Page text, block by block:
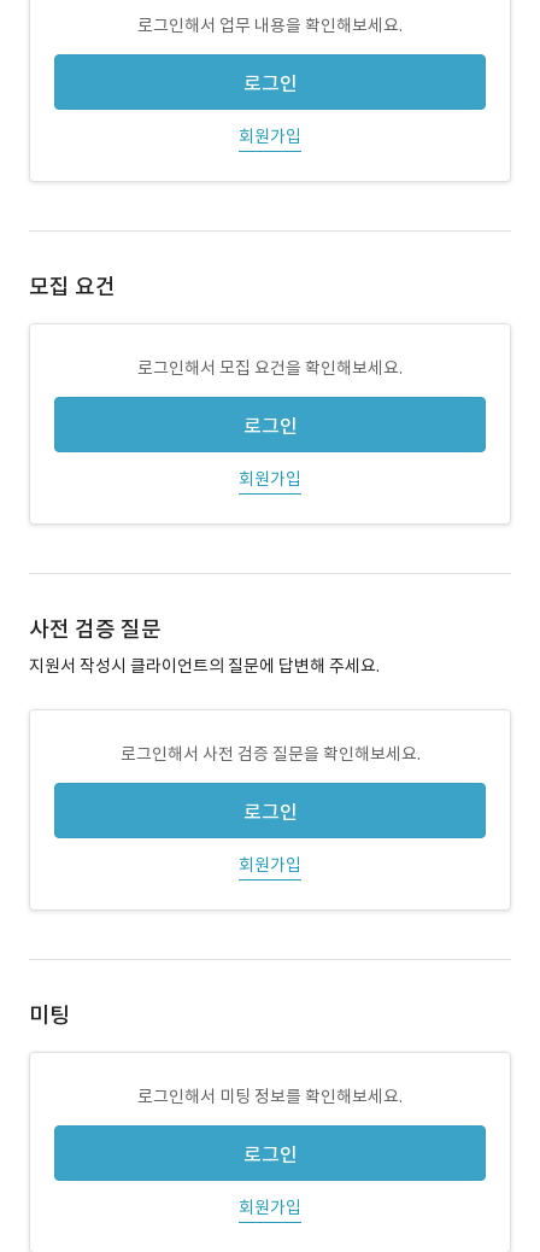
로그인해서 업무 내용을 확인해보세요.
로그인
회원가입
모집 요건
로그인해서 모집 요건을 확인해보세요.
로그인
회원가입
사전 검증 질문
지원서 작성시 클라이언트의 질문에 답변해 주세요.
로그인해서 사전 검증 질문을 확인해보세요.
로그인
회원가입
미팅
로그인해서 미팅 정보를 확인해보세요.
로그인
회원가입